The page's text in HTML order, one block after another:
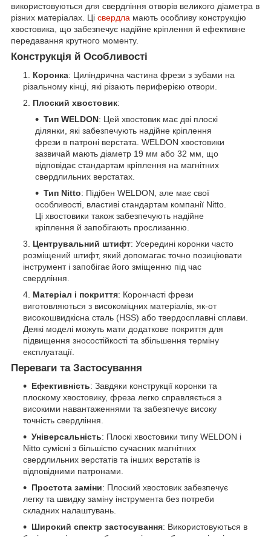
використовуються для свердління отворів великого діаметра в
різних матеріалах. Ці свердла мають особливу конструкцію
хвостовика, що забезпечує надійне кріплення й ефективне
передавання крутного моменту.
Конструкція й Особливості
Коронка: Циліндрична частина фрези з зубами на
різальному кінці, які різають периферією отвори.
Плоский хвостовик:
Тип WELDON: Цей хвостовик має дві плоскі
ділянки, які забезпечують надійне кріплення
фрези в патроні верстата. WELDON хвостовики
зазвичай мають діаметр 19 мм або 32 мм, що
відповідає стандартам кріплення на магнітних
свердлильних верстатах.
Тип Nitto: Підібен WELDON, але має свої
особливості, властиві стандартам компанії Nitto.
Ці хвостовики також забезпечують надійне
кріплення й запобігають прослизанню.
Центрувальний штифт: Усередині коронки часто
розміщений штифт, який допомагає точно позиціювати
інструмент і запобігає його зміщенню під час
свердління.
Матеріал і покриття: Корончасті фрези
виготовляються з високоміцних матеріалів, як-от
високошвидкісна сталь (HSS) або твердосплавні сплави.
Деякі моделі можуть мати додаткове покриття для
підвищення зносостійкості та збільшення терміну
експлуатації.
Переваги та Застосування
Ефективність: Завдяки конструкції коронки та
плоскому хвостовику, фреза легко справляється з
високими навантаженнями та забезпечує високу
точність свердління.
Універсальність: Плоскі хвостовики типу WELDON і
Nitto сумісні з більшістю сучасних магнітних
свердлильних верстатів та інших верстатів із
відповідними патронами.
Простота заміни: Плоский хвостовик забезпечує
легку та швидку заміну інструмента без потреби
складних налаштувань.
Широкий спектр застосування: Використовуються в